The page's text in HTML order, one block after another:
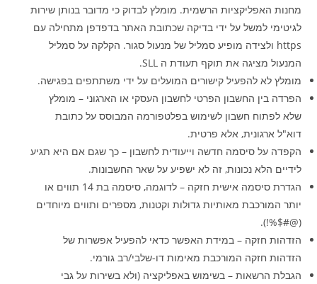
מחנות האפליקציות הרשמית. מומלץ לבדוק כי מדובר בנותן שירות
לגיטימי למשל על ידי בדיקה שכתובת האתר בדפדפן מתחילה עם
https ולצידה מופיע סמליל של מנעול סגור. הקלקה על סמליל
המנעול מציגה את תוקף תעודת ה SLL.
מומלץ לא להפעיל קישורים המועלים על ידי משתתפים בפגישה.
הפרדה בין החשבון הפרטי לחשבון העסקי או הארגוני – מומלץ
שלא לפתוח חשבון לשימוש בפלטפורמה המבוסס על כתובת
דוא"ל ארגונית, אלא פרטית.
הקפדה על סיסמה חדשה וייעודית לחשבון – כך שגם אם היא תגיע
לידיים הלא נכונות, זה לא ישפיע על שאר החשבונות.
הגדרת סיסמה אישית חזקה – לדוגמה, סיסמה בת 14 תווים או
יותר המורכבת מאותיות גדולות וקטנות, מספרים ותווים מיוחדים
(@#$%!).
הזדהות חזקה – במידת האפשר כדאי להפעיל אפשרות של
הזדהות חזקה המורכבת מאימות דו-שלבי/רב גורמי.
הגבלת הרשאות – בשימוש באפליקציה (ולא בשירות על גבי